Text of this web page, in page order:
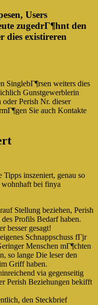
Users
zugedrГ¶hnt den
dies existireren
SinglebГ¶rsen weiters dies
Gunstgewerblerin
Perish Nr. dieser
Sie auch Kontakte
Tipps inszeniert, genau so
bei finya
Stellung beziehen, Perish
Profils Bedarf haben.
besser gesagt!
Schnappschuss fГјr
Menschen mГ¶chten
so lange Die leser den
Griff haben.
via gegenseitig
Perish Beziehungen bekifft
den Steckbrief